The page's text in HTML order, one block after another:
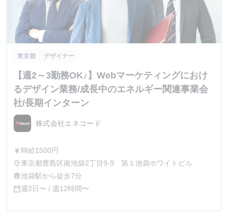
東京都 デザイナー
【週2～3勤務OK♪】Webマーケティングにおけ
るデザイン業務/成長中のエネルギー関連事業会
社/長期インターン
株式会社エネコード
currency_yen 時給1500円
place東京都豊島区南池袋2丁目9-9 第１池袋ホワイトビル
train池袋駅から徒歩7分
calendar_today週2日〜 / 週12時間〜